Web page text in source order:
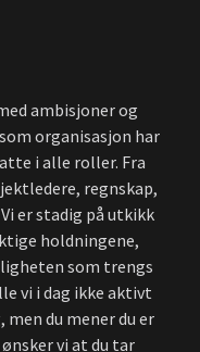
ambisjoner og
organisasjon har
i alle roller. Fra
regnskap,
er stadig på utkikk
holdningene,
som trengs
vi i dag ikke aktivt
du mener du er
vi at du tar